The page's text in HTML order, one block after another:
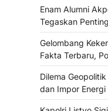
Enam Alumni
Tegaskan
Gelombang
Fakta Terbaru,
Dilema
dan Impor Energi